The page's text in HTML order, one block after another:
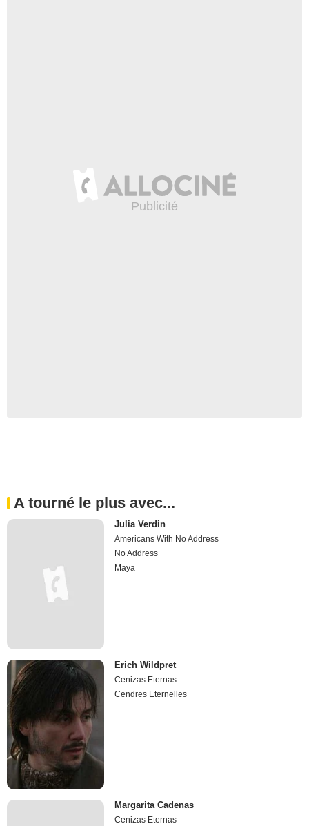
A tourné le plus avec...
Julia Verdin
Americans With No Address
No Address
Maya
Erich Wildpret
Cenizas Eternas
Cendres Eternelles
Margarita Cadenas
Cenizas Eternas